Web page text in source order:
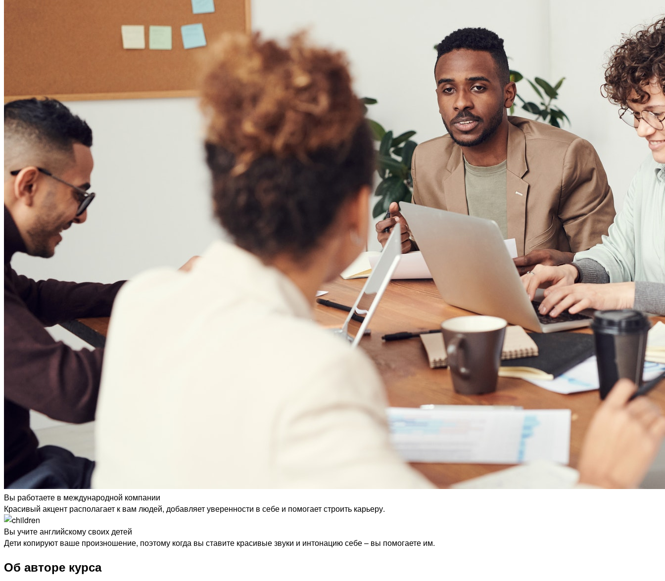
Вы работаете в международной компании
Красивый акцент располагает к вам людей, добавляет уверенности в себе и помогает строить карьеру.
Вы учите английскому своих детей
Дети копируют ваше произношение, поэтому когда вы ставите красивые звуки и интонацию себе – вы помогаете им.
Об авторе курса